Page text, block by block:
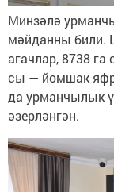
Минзәлә
мәйданны
агачлар, 8738
сы — йомшак
да урманчылык
әзерләнгән.